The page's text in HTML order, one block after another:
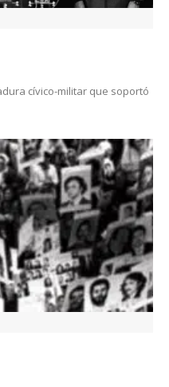
cívico-militar que soportó